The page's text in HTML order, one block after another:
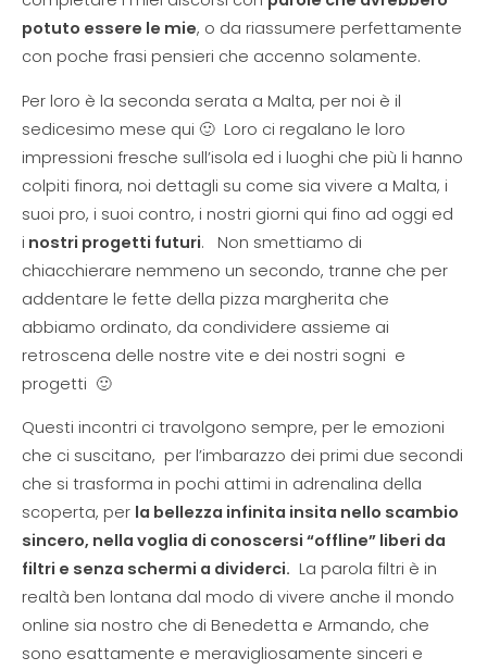
potuto essere le mie, o da riassumere perfettamente
con poche frasi pensieri che accenno solamente.
Per loro è la seconda serata a Malta, per noi è il
sedicesimo mese qui 🙂 Loro ci regalano le loro
impressioni fresche sull’isola ed i luoghi che più li hanno
colpiti finora, noi dettagli su come sia vivere a Malta, i
suoi pro, i suoi contro, i nostri giorni qui fino ad oggi ed
i nostri progetti futuri. Non smettiamo di
chiacchierare nemmeno un secondo, tranne che per
addentare le fette della pizza margherita che
abbiamo ordinato, da condividere assieme ai
retroscena delle nostre vite e dei nostri sogni e
progetti 🙂
Questi incontri ci travolgono sempre, per le emozioni
che ci suscitano, per l’imbarazzo dei primi due secondi
che si trasforma in pochi attimi in adrenalina della
scoperta, per la bellezza infinita insita nello scambio
sincero, nella voglia di conoscersi “offline” liberi da
filtri e senza schermi a dividerci. La parola filtri è in
realtà ben lontana dal modo di vivere anche il mondo
online sia nostro che di Benedetta e Armando, che
sono esattamente e meravigliosamente sinceri e